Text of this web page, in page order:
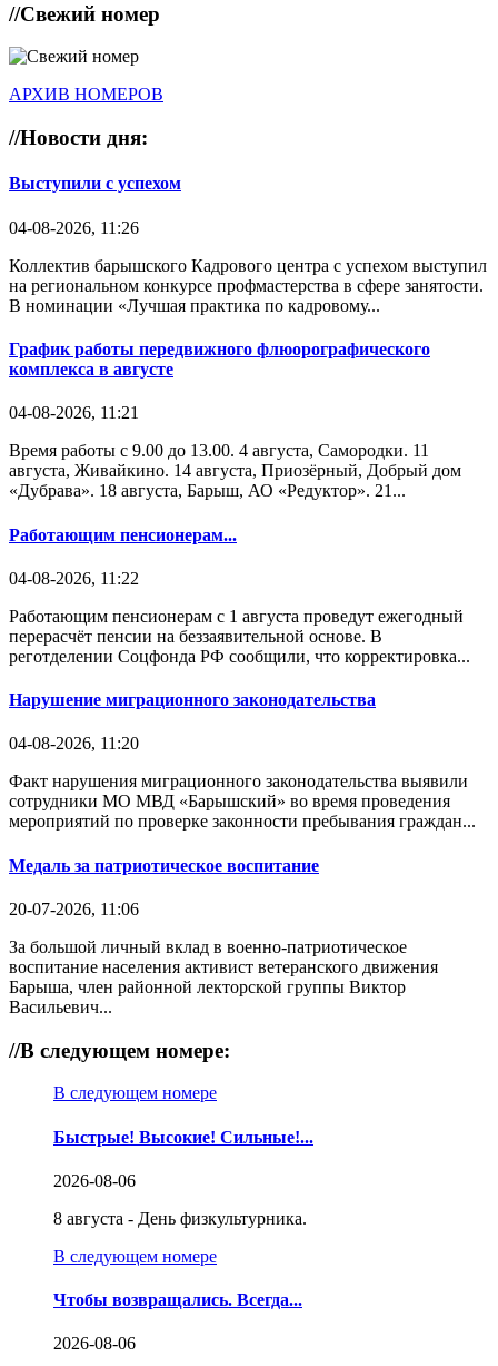
//Свежий номер
АРХИВ НОМЕРОВ
//Новости дня:
Выступили с успехом
04-08-2026, 11:26
Коллектив барышского Кадрового центра с успехом выступил
на региональном конкурсе профмастерства в сфере занятости.
В номинации «Лучшая практика по кадровому...
График работы передвижного флюорографического
комплекса в августе
04-08-2026, 11:21
Время работы с 9.00 до 13.00. 4 августа, Самородки. 11
августа, Живайкино. 14 августа, Приозёрный, Добрый дом
«Дубрава». 18 августа, Барыш, АО «Редуктор». 21...
Работающим пенсионерам...
04-08-2026, 11:22
Работающим пенсионерам с 1 августа проведут ежегодный
перерасчёт пенсии на беззаявительной основе. В
реготделении Соцфонда РФ сообщили, что корректировка...
Нарушение миграционного законодательства
04-08-2026, 11:20
Факт нарушения миграционного законодательства выявили
сотрудники МО МВД «Барышский» во время проведения
мероприятий по проверке законности пребывания граждан...
Медаль за патриотическое воспитание
20-07-2026, 11:06
За большой личный вклад в военно-патриотическое
воспитание населения активист ветеранского движения
Барыша, член районной лекторской группы Виктор
Васильевич...
//В следующем номере:
В следующем номере
Быстрые! Высокие! Сильные!...
2026-08-06
8 августа - День физкультурника.
В следующем номере
Чтобы возвращались. Всегда...
2026-08-06